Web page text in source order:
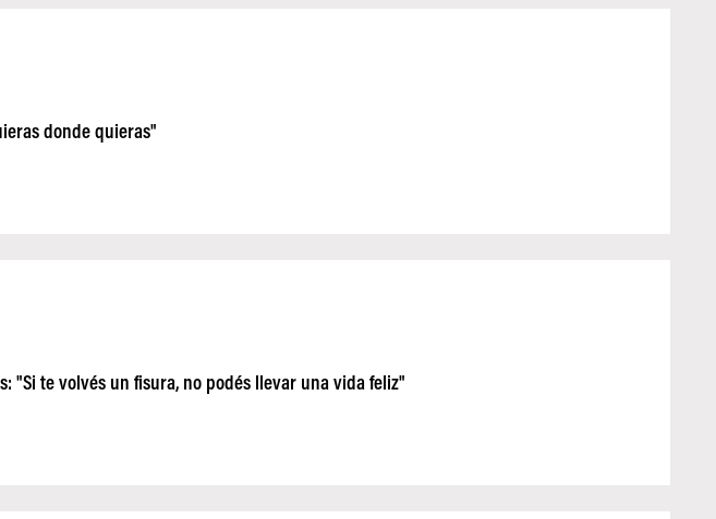
donde quieras"
"Si te volvés un fisura, no podés llevar una vida feliz"